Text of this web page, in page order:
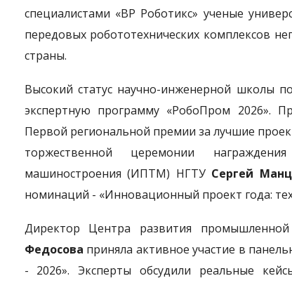
специалистами «ВР Роботикс» ученые
передовых робототехнических комплексов
страны.
Высокий статус научно-инженерной школы
экспертную программу «РобоПром 2026».
Первой региональной премии за лучшие
торжественной церемонии
машиностроения (ИПТМ) НГТУ Сергей
номинаций - «Инновационный проект года:
Директор Центра развития
Федосова приняла активное участие в
- 2026». Эксперты обсудили реальные